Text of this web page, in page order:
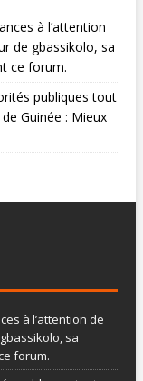
à l’attention
de gbassikolo, sa
ce forum.
publiques tout
Guinée : Mieux
à l’attention de
sa
forum.